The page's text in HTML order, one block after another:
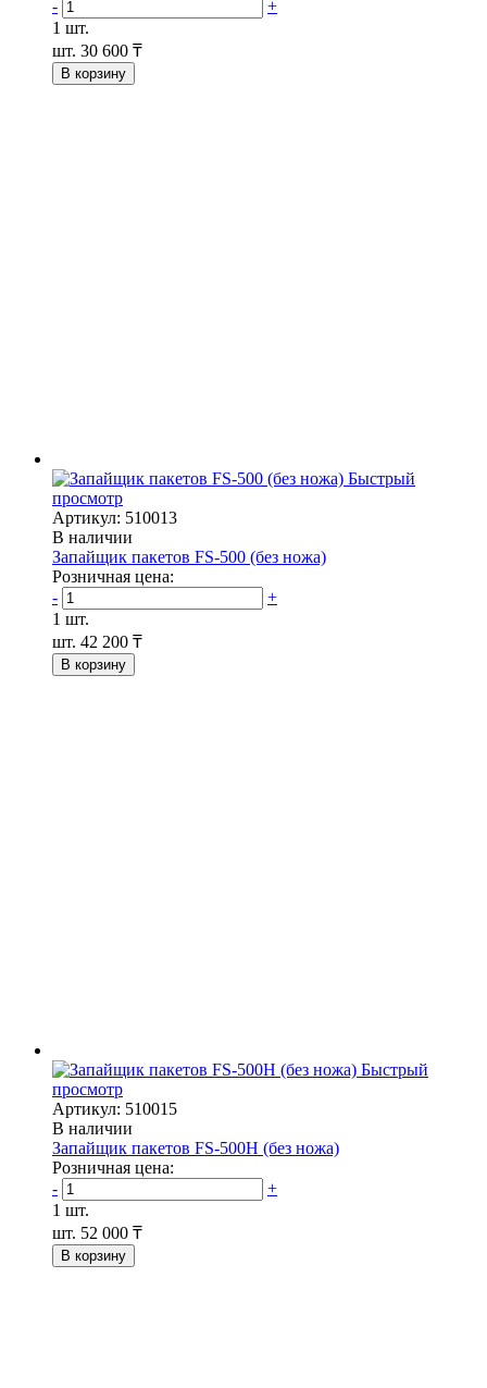
-
+
1 шт.
шт. 30 600 ₸
В корзину
Быстрый
просмотр
Артикул: 510013
В наличии
Запайщик пакетов FS-500 (без ножа)
Розничная цена:
-
+
1 шт.
шт. 42 200 ₸
В корзину
Быстрый
просмотр
Артикул: 510015
В наличии
Запайщик пакетов FS-500H (без ножа)
Розничная цена:
-
+
1 шт.
шт. 52 000 ₸
В корзину